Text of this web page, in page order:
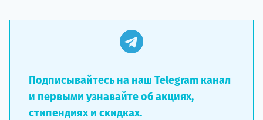
Подписывайтесь на наш Telegram канал
и первыми узнавайте об акциях,
стипендиях и скидках.